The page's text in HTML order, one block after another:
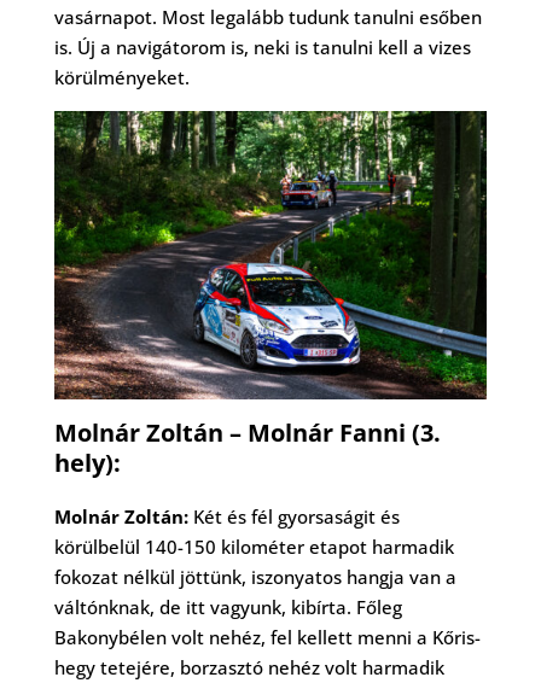
vasárnapot. Most legalább tudunk tanulni esőben
is. Új a navigátorom is, neki is tanulni kell a vizes
körülményeket.
Molnár Zoltán – Molnár Fanni (3.
hely):
Molnár Zoltán: Két és fél gyorsaságit és
körülbelül 140-150 kilométer etapot harmadik
fokozat nélkül jöttünk, iszonyatos hangja van a
váltónknak, de itt vagyunk, kibírta. Főleg
Bakonybélen volt nehéz, fel kellett menni a Kőris-
hegy tetejére, borzasztó nehéz volt harmadik